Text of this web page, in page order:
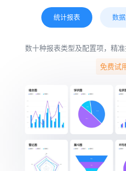
统计报表 数
数十种报表类型及配置项，精
免费试